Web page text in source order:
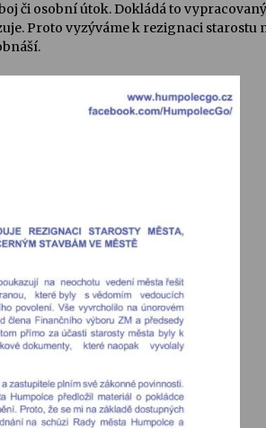
či osobní útok. Dokládá to
Proto vyzýváme k rezignaci starostu